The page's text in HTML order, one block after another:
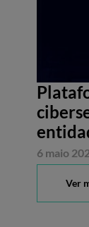
6 maio
Ver